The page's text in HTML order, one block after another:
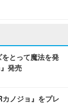
とって魔法を発
発売
ノジョ』をプレ